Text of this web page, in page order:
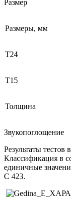
Размер
Размеры, мм
Т24
Т15
Толщина
Звукопоглощение
Результаты тестов
Классификация в
единичные
C 423.